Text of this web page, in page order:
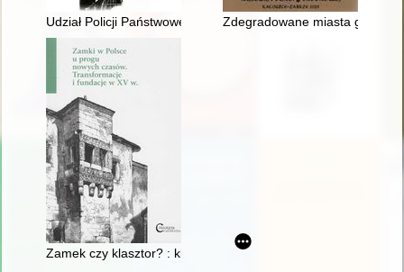
Udział Policji Państwowej w kampanii wrześniowej 1939 r
Zdegradowane miasta
Zamek czy klasztor? : klasztor obronny w praktyce badań